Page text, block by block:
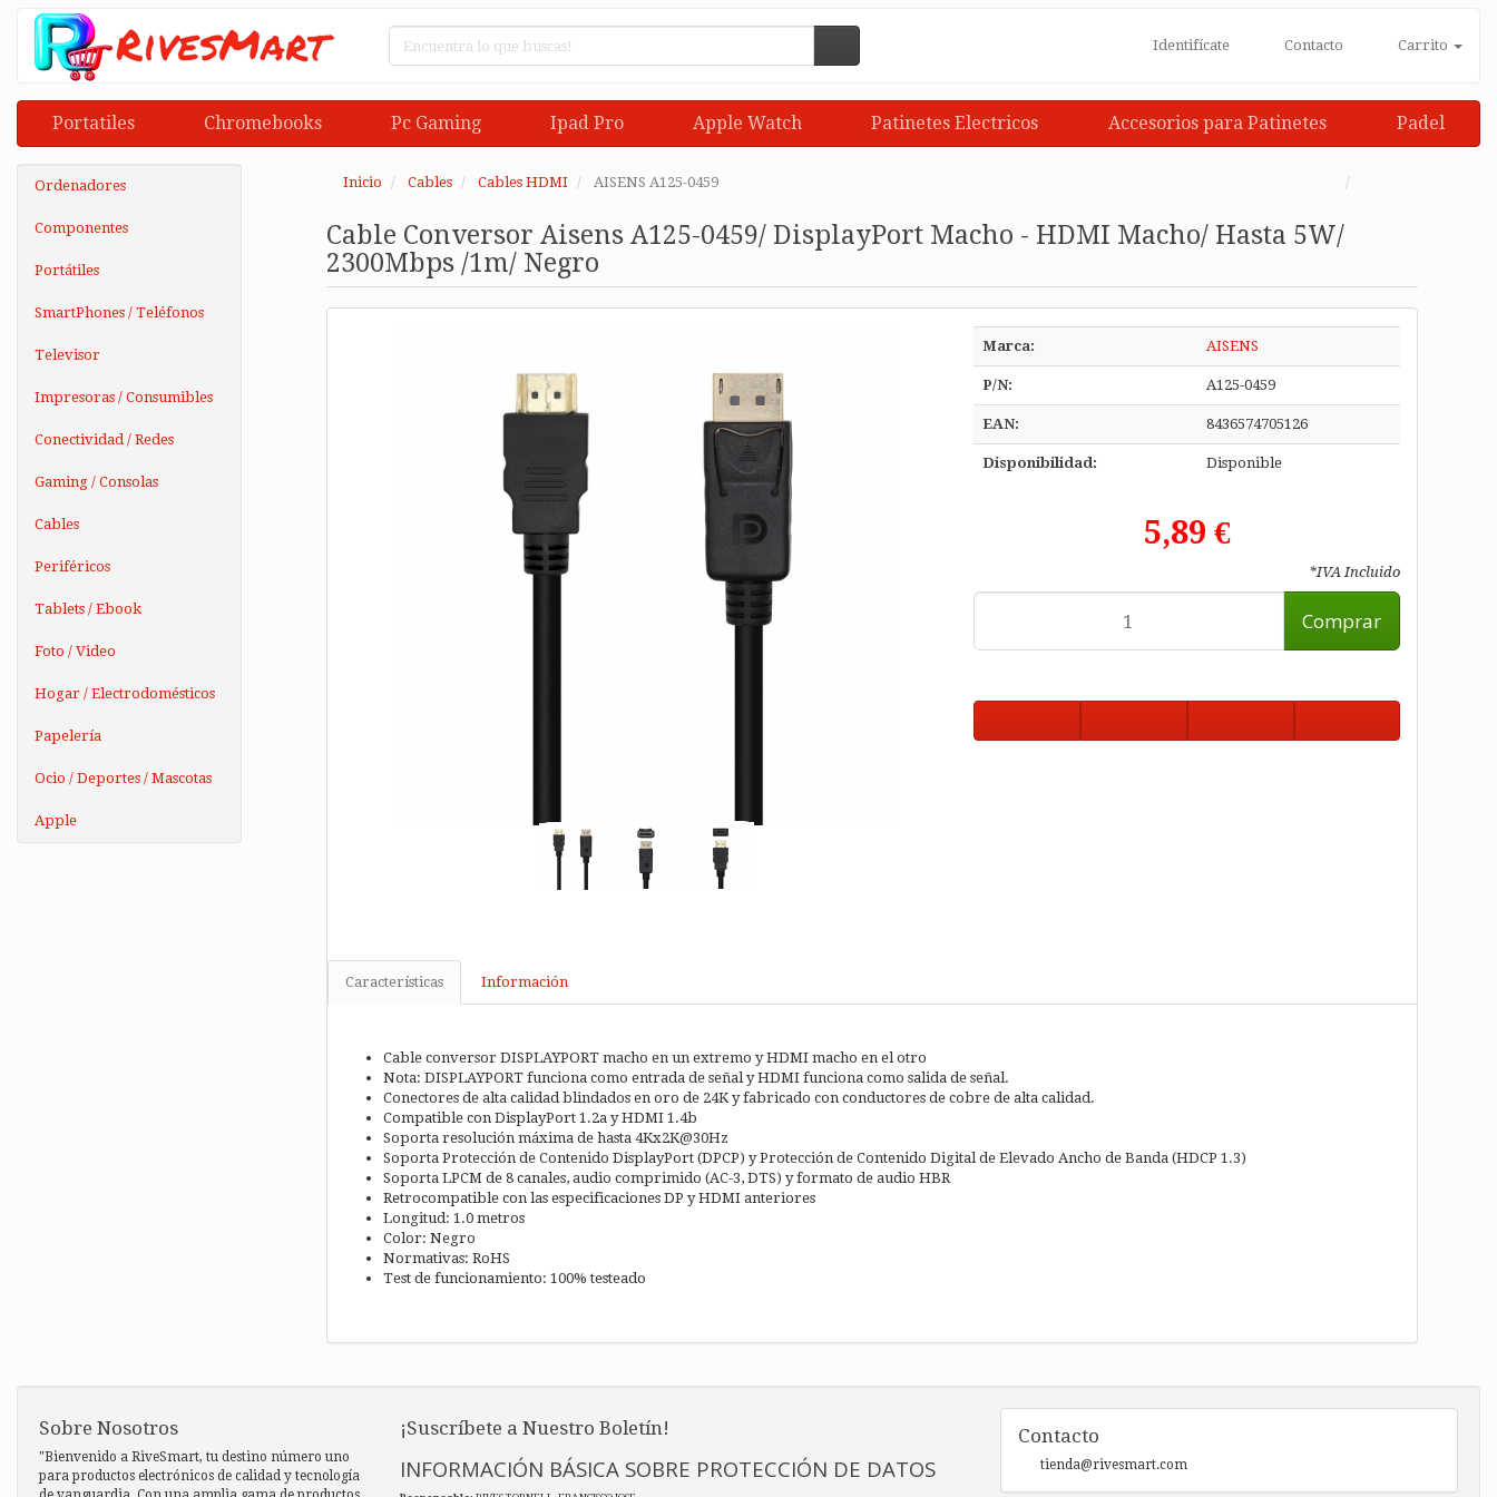
Identifícate Contacto Carrito
Portatiles Chromebooks Pc Gaming Ipad Pro Apple Watch Patinetes Electricos Accesorios para Patinetes Padel
Ordenadores
Componentes
Portátiles
SmartPhones / Teléfonos
Televisor
Impresoras / Consumibles
Conectividad / Redes
Gaming / Consolas
Cables
Periféricos
Tablets / Ebook
Foto / Video
Hogar / Electrodomésticos
Papelería
Ocio / Deportes / Mascotas
Apple
Inicio Cables Cables HDMI AISENS A125-0459
Cable Conversor Aisens A125-0459/ DisplayPort Macho - HDMI Macho/ Hasta 5W/
2300Mbps /1m/ Negro
Marca: AISENS
P/N: A125-0459
EAN: 8436574705126
Disponibilidad: Disponible
5,89 €
*IVA Incluido
Comprar
Características Información
Cable conversor DISPLAYPORT macho en un extremo y HDMI macho en el otro
Nota: DISPLAYPORT funciona como entrada de señal y HDMI funciona como salida de señal.
Conectores de alta calidad blindados en oro de 24K y fabricado con conductores de cobre de alta calidad.
Compatible con DisplayPort 1.2a y HDMI 1.4b
Soporta resolución máxima de hasta 4Kx2K@30Hz
Soporta Protección de Contenido DisplayPort (DPCP) y Protección de Contenido Digital de Elevado Ancho de Banda (HDCP 1.3)
Soporta LPCM de 8 canales, audio comprimido (AC-3, DTS) y formato de audio HBR
Retrocompatible con las especificaciones DP y HDMI anteriores
Longitud: 1.0 metros
Color: Negro
Normativas: RoHS
Test de funcionamiento: 100% testeado
Sobre Nosotros
"Bienvenido a RiveSmart, tu destino número uno
para productos electrónicos de calidad y tecnología
¡Suscríbete a Nuestro Boletín!
INFORMACIÓN BÁSICA SOBRE PROTECCIÓN DE DATOS
Contacto
tienda@rivesmart.com